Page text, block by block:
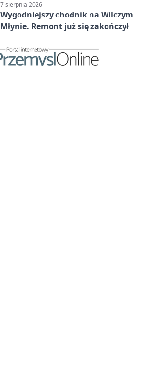
7 sierpnia 2026
Wygodniejszy chodnik na Wilczym
Młynie. Remont już się zakończył